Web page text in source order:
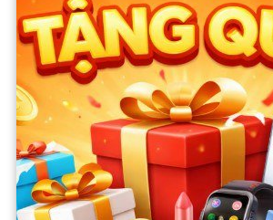
Ông Dũng Taylor nói thêm: “Tiếp theo là
khấu gần đài phun nước và phủ lều lên cả
ngụ ý ở đây là đài phun nước nằm trong
một phần của sân khấu, tạo cảm giác cho
là chỗ được ngồi, tiếp cận, biểu diễn. Tôi
nguyên đơn nhưng đây sẽ là một ý luật sư
có thể đưa ra với bồi thẩm đoàn”.